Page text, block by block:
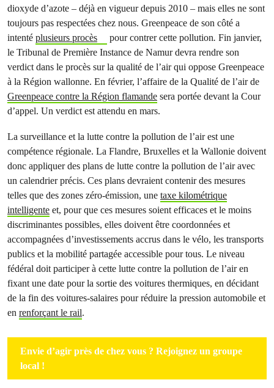
dioxyde d’azote – déjà en vigueur depuis 2010 – mais elles ne sont
toujours pas respectées chez nous. Greenpeace de son côté a
intenté plusieurs procès pour contrer cette pollution. Fin janvier,
le Tribunal de Première Instance de Namur devra rendre son
verdict dans le procès sur la qualité de l’air qui oppose Greenpeace
à la Région wallonne. En février, l’affaire de la Qualité de l’air de
Greenpeace contre la Région flamande sera portée devant la Cour
d’appel. Un verdict est attendu en mars.
La surveillance et la lutte contre la pollution de l’air est une
compétence régionale. La Flandre, Bruxelles et la Wallonie doivent
donc appliquer des plans de lutte contre la pollution de l’air avec
un calendrier précis. Ces plans devraient contenir des mesures
telles que des zones zéro-émission, une taxe kilométrique
intelligente et, pour que ces mesures soient efficaces et le moins
discriminantes possibles, elles doivent être coordonnées et
accompagnées d’investissements accrus dans le vélo, les transports
publics et la mobilité partagée accessible pour tous. Le niveau
fédéral doit participer à cette lutte contre la pollution de l’air en
fixant une date pour la sortie des voitures thermiques, en décidant
de la fin des voitures-salaires pour réduire la pression automobile et
en renforçant le rail.
Envie d’agir près de chez vous ? Rejoignez un groupe
local !